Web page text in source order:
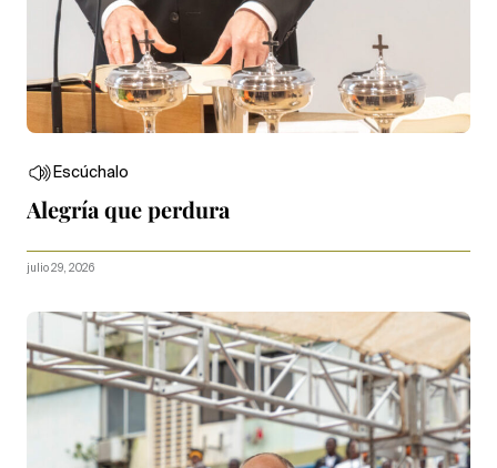
Escúchalo
Alegría que perdura
julio 29, 2026